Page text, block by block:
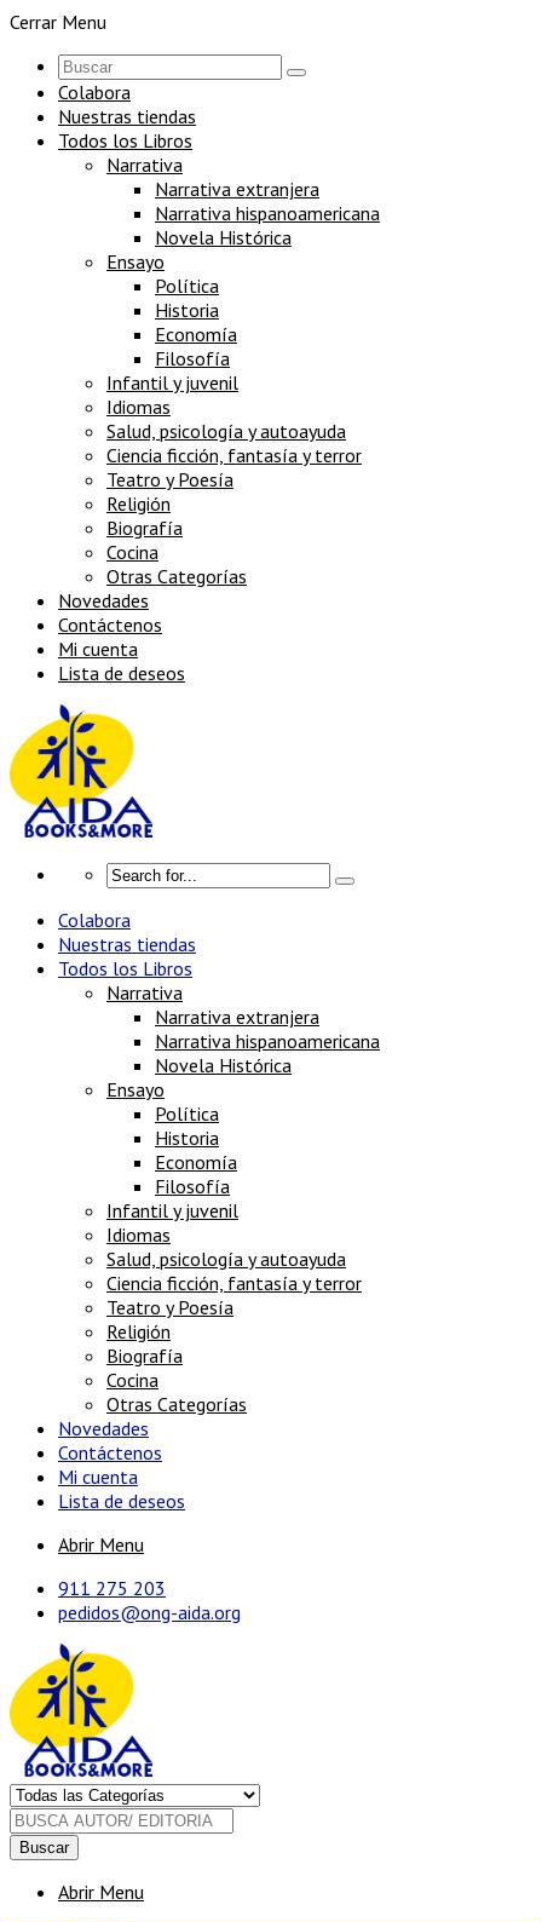
Cerrar Menu
Colabora
Nuestras tiendas
Todos los Libros
Narrativa
Narrativa extranjera
Narrativa hispanoamericana
Novela Histórica
Ensayo
Política
Historia
Economía
Filosofía
Infantil y juvenil
Idiomas
Salud, psicología y autoayuda
Ciencia ficción, fantasía y terror
Teatro y Poesía
Religión
Biografía
Cocina
Otras Categorías
Novedades
Contáctenos
Mi cuenta
Lista de deseos
Colabora
Nuestras tiendas
Todos los Libros
Narrativa
Narrativa extranjera
Narrativa hispanoamericana
Novela Histórica
Ensayo
Política
Historia
Economía
Filosofía
Infantil y juvenil
Idiomas
Salud, psicología y autoayuda
Ciencia ficción, fantasía y terror
Teatro y Poesía
Religión
Biografía
Cocina
Otras Categorías
Novedades
Contáctenos
Mi cuenta
Lista de deseos
Abrir Menu
911 275 203
pedidos@ong-aida.org
Buscar
Abrir Menu